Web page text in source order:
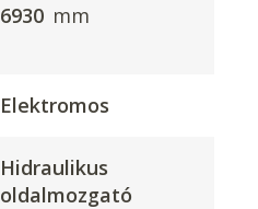
6930 mm
Elektromos
Hidraulikus
oldalmozgató